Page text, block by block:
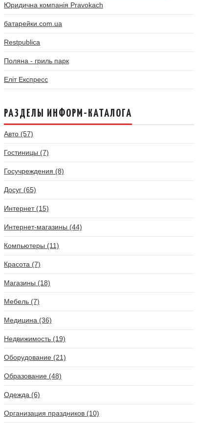
Юридична компанія Pravokach
батарейки.com.ua
Restpublica
Поляна - гриль парк
Еліт Експресс
РАЗДЕЛЫ ИНФОРМ-КАТАЛОГА
Авто (57)
Гостиницы (7)
Госучреждения (8)
Досуг (65)
Интернет (15)
Интернет-магазины (44)
Компьютеры (11)
Красота (7)
Магазины (18)
Мебель (7)
Медицина (36)
Недвижимость (19)
Оборудование (21)
Образование (48)
Одежда (6)
Организация праздников (10)